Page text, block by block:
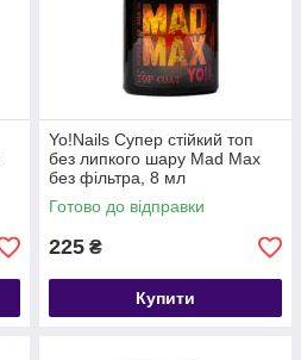
Yo!Nails Супер стійкий топ
без липкого шару Mad Max
без фільтра, 8 мл
Готово до відправки
225 ₴
Купити